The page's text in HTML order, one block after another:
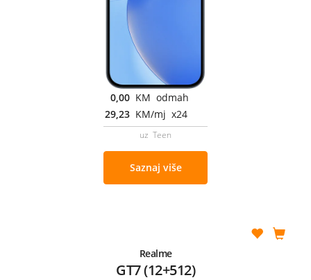
0,00 KM odmah
29,23 KM/mj x24
uz Teen
Saznaj više
Realme
GT7 (12+512)